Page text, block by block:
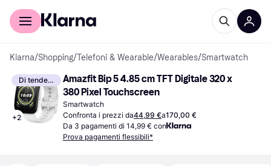
Per il tuo shopping
Klarna/Shopping/Telefoni & Wearable/Wearables/Smartwatch
Di tendenza
+2
Amazfit Bip 5 4.85 cm TFT Digitale 320 x
380 Pixel Touchscreen
Smartwatch
Confronta i prezzi da44,99 €a170,00 €
Da 3 pagamenti di 14,99 € con
Prova pagamenti flessibili*